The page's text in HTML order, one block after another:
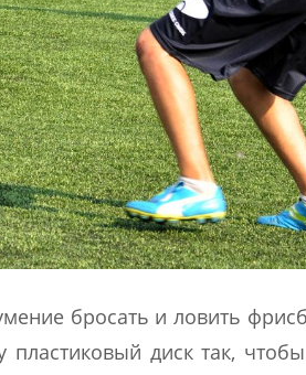
бросать и ловить
диск так,